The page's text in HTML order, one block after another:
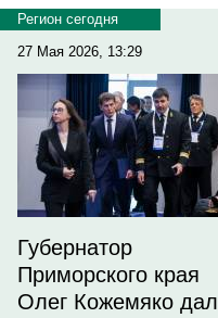
Регион сегодня
27 Мая 2026, 13:29
Губернатор
Приморского края
Олег Кожемяко дал